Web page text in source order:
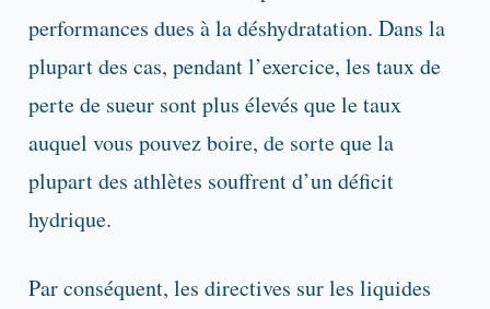
performances dues à la déshydratation. Dans la
plupart des cas, pendant l’exercice, les taux de
perte de sueur sont plus élevés que le taux
auquel vous pouvez boire, de sorte que la
plupart des athlètes souffrent d’un déficit
hydrique.
Par conséquent, les directives sur les liquides